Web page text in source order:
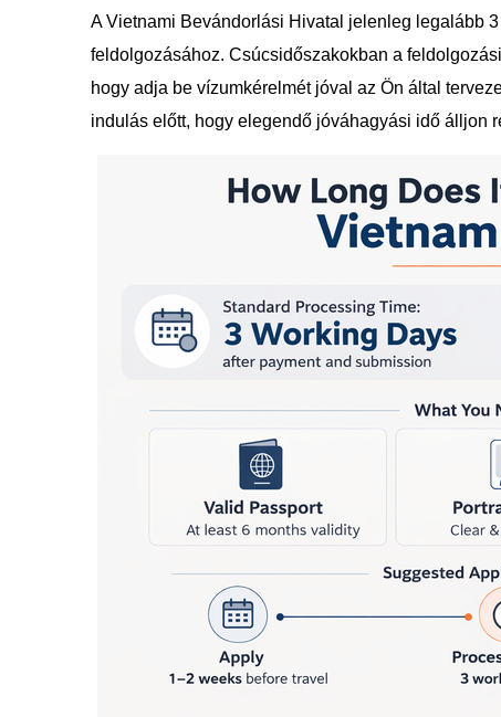
A Vietnami Bevándorlási Hivatal jelenleg legalább
feldolgozásához. Csúcsidőszakokban a
hogy adja be vízumkérelmét jóval az Ön által
indulás előtt, hogy elegendő jóváhagyási idő álljon